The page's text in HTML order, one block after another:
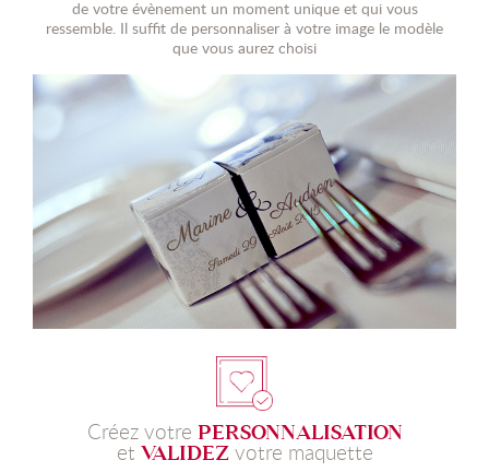
de votre évènement un moment unique et qui vous
ressemble. Il suffit de personnaliser à votre image le modèle
que vous aurez choisi
Créez votre PERSONNALISATION
et VALIDEZvotre maquette